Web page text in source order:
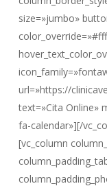
size=»jumbo»
url=»https://
text=»Cita Online»
fa-calendar»][/
[vc_column